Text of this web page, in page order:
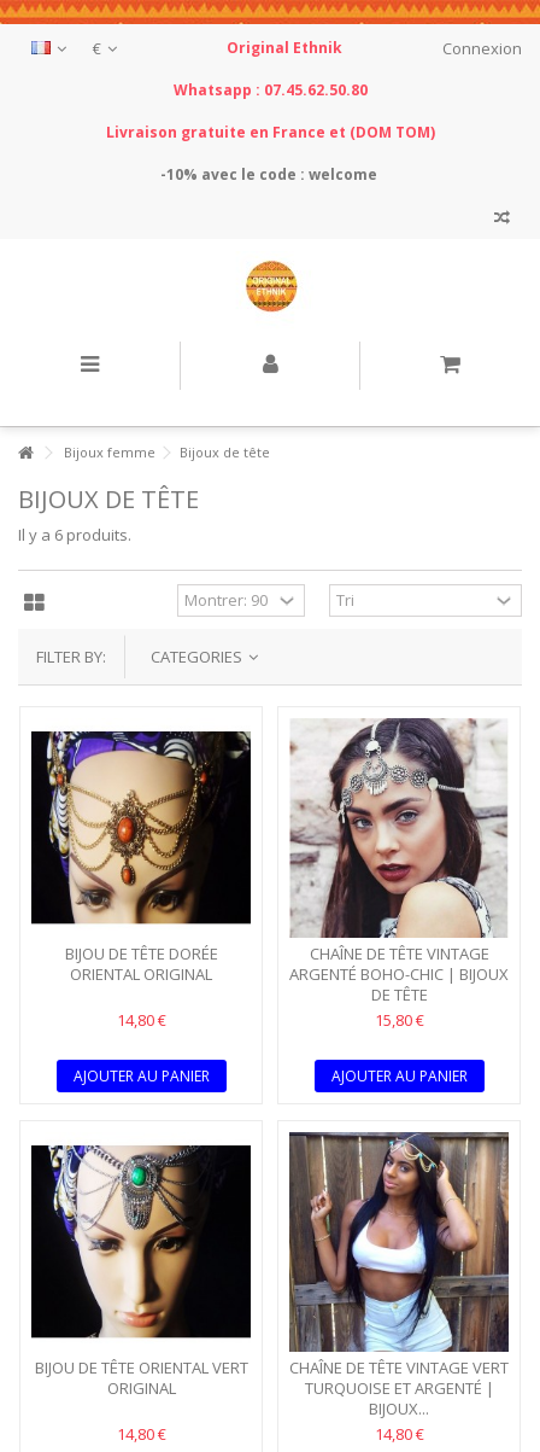
€ Connexion
Original Ethnik
Whatsapp : 07.45.62.50.80
Livraison gratuite en France et (DOM TOM)
-10% avec le code : welcome
Bijoux femme Bijoux de tête
BIJOUX DE TÊTE
Il y a 6 produits.
FILTER BY: CATEGORIES
BIJOU DE TÊTE DORÉE
ORIENTAL ORIGINAL
14,80 €
AJOUTER AU PANIER
CHAÎNE DE TÊTE VINTAGE
ARGENTÉ BOHO-CHIC | BIJOUX
DE TÊTE
15,80 €
AJOUTER AU PANIER
BIJOU DE TÊTE ORIENTAL VERT
ORIGINAL
14,80 €
CHAÎNE DE TÊTE VINTAGE VERT
TURQUOISE ET ARGENTÉ |
BIJOUX...
14,80 €